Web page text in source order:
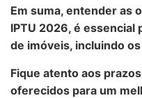
Em suma, entender as
IPTU 2026, é
de imóveis, incluindo os
Fique atento aos
oferecidos para um